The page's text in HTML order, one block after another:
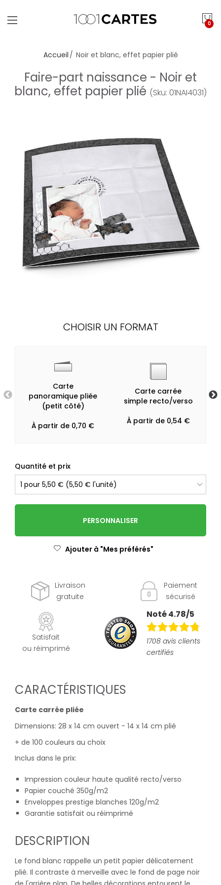
0
Accueil Noir et blanc, effet papier plié
Faire-part naissance - Noir et
blanc, effet papier plié (Sku: 01NAI4031)
CHOISIR UN FORMAT
Carte
panoramique pliée
(petit côté)
À partir de 0,70 €
Carte carrée
simple recto/verso
À partir de 0,54 €
Quantité et prix
PERSONNALISER
Ajouter à "Mes préférés"
Livraison
gratuite
Paiement
sécurisé
Satisfait
ou réimprimé
Noté 4.78/5
1708 avis clients
certifiés
CARACTÉRISTIQUES
Carte carrée pliée
Dimensions: 28 x 14 cm ouvert - 14 x 14 cm plié
+ de 100 couleurs au choix
Inclus dans le prix:
Impression couleur haute qualité recto/verso
Papier couché 350g/m2
Enveloppes prestige blanches 120g/m2
Garantie satisfait ou réimprimé
DESCRIPTION
Le fond blanc rappelle un petit papier délicatement
plié. Il contraste à merveille avec le fond de page noir